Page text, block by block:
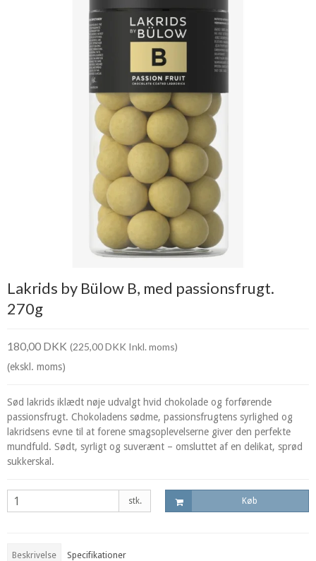
Lakrids by Bülow B, med passionsfrugt.
270g
180,00 DKK (225,00 DKK Inkl. moms)
(ekskl. moms)
Sød lakrids iklædt nøje udvalgt hvid chokolade og forførende
passionsfrugt. Chokoladens sødme, passionsfrugtens syrlighed og
lakridsens evne til at forene smagsoplevelserne giver den perfekte
mundfuld. Sødt, syrligt og suverænt – omsluttet af en delikat, sprød
sukkerskal.
stk. Køb
Beskrivelse Specifikationer